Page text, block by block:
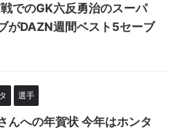
でのGK六反勇治のスーパ
がDAZN週間ベスト5セーブ
選手
んへの年賀状 今年はホンタ